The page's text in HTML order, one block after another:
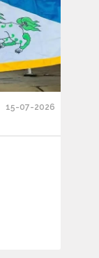
15-07-2026